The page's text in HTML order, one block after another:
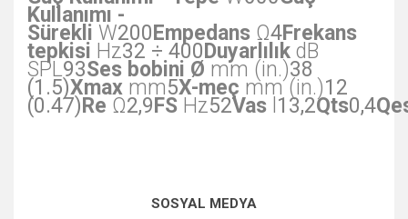
Kullanımı -
Sürekli W200 Empedans Ω4Frekans
tepkisi Hz32 ÷ 400 Duyarlılık dB
SPL93Ses bobini Ø mm (in.)38
(1.5)Xmax mm5X-meç mm (in.)12
(0.47) Re Ω2,9 FS Hz52Vas 13,2Qts0,4
Bu ürünün fiyat bilgisi, resim, ürün açıklamalarında ve diğer
SOSYAL MEDYA